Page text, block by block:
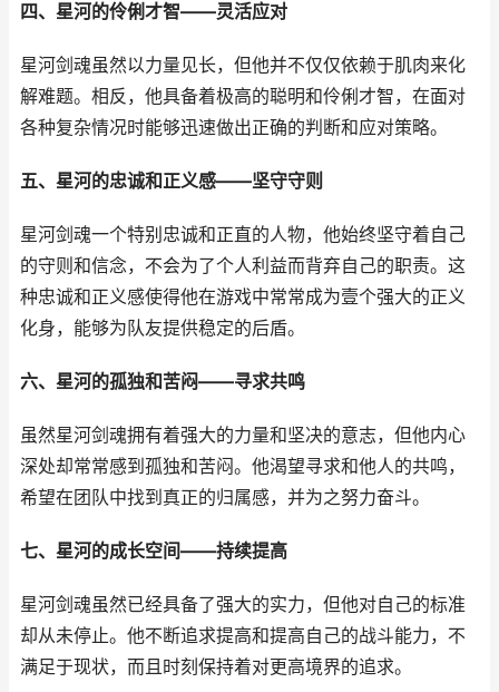
四、星河的伶俐才智——灵活应对
星河剑魂虽然以力量见长，但他并不仅仅依赖于肌肉来化
解难题。相反，他具备着极高的聪明和伶俐才智，在面对
各种复杂情况时能够迅速做出正确的判断和应对策略。
五、星河的忠诚和正义感——坚守守则
星河剑魂一个特别忠诚和正直的人物，他始终坚守着自己
的守则和信念，不会为了个人利益而背弃自己的职责。这
种忠诚和正义感使得他在游戏中常常成为壹个强大的正义
化身，能够为队友提供稳定的后盾。
六、星河的孤独和苦闷——寻求共鸣
虽然星河剑魂拥有着强大的力量和坚决的意志，但他内心
深处却常常感到孤独和苦闷。他渴望寻求和他人的共鸣，
希望在团队中找到真正的归属感，并为之努力奋斗。
七、星河的成长空间——持续提高
星河剑魂虽然已经具备了强大的实力，但他对自己的标准
却从未停止。他不断追求提高和提高自己的战斗能力，不
满足于现状，而且时刻保持着对更高境界的追求。